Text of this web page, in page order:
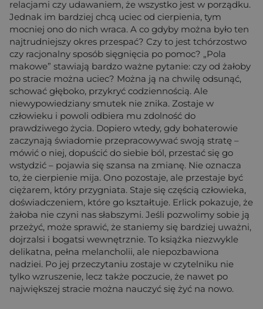
relacjami czy udawaniem, że wszystko jest w porządku.
Jednak im bardziej chcą uciec od cierpienia, tym
mocniej ono do nich wraca. A co gdyby można było ten
najtrudniejszy okres przespać? Czy to jest tchórzostwo
czy racjonalny sposób sięgnięcia po pomoc? „Pola
makowe” stawiają bardzo ważne pytanie: czy od żałoby
po stracie można uciec? Można ją na chwilę odsunąć,
schować głęboko, przykryć codziennością. Ale
niewypowiedziany smutek nie znika. Zostaje w
człowieku i powoli odbiera mu zdolność do
prawdziwego życia. Dopiero wtedy, gdy bohaterowie
zaczynają świadomie przepracowywać swoją stratę –
mówić o niej, dopuścić do siebie ból, przestać się go
wstydzić – pojawia się szansa na zmianę. Nie oznacza
to, że cierpienie mija. Ono pozostaje, ale przestaje być
ciężarem, który przygniata. Staje się częścią człowieka,
doświadczeniem, które go kształtuje. Erlick pokazuje, że
żałoba nie czyni nas słabszymi. Jeśli pozwolimy sobie ją
przeżyć, może sprawić, że staniemy się bardziej uważni,
dojrzalsi i bogatsi wewnętrznie. To książka niezwykle
delikatna, pełna melancholii, ale niepozbawiona
nadziei. Po jej przeczytaniu zostaje w czytelniku nie
tylko wzruszenie, lecz także poczucie, że nawet po
największej stracie można nauczyć się żyć na nowo.